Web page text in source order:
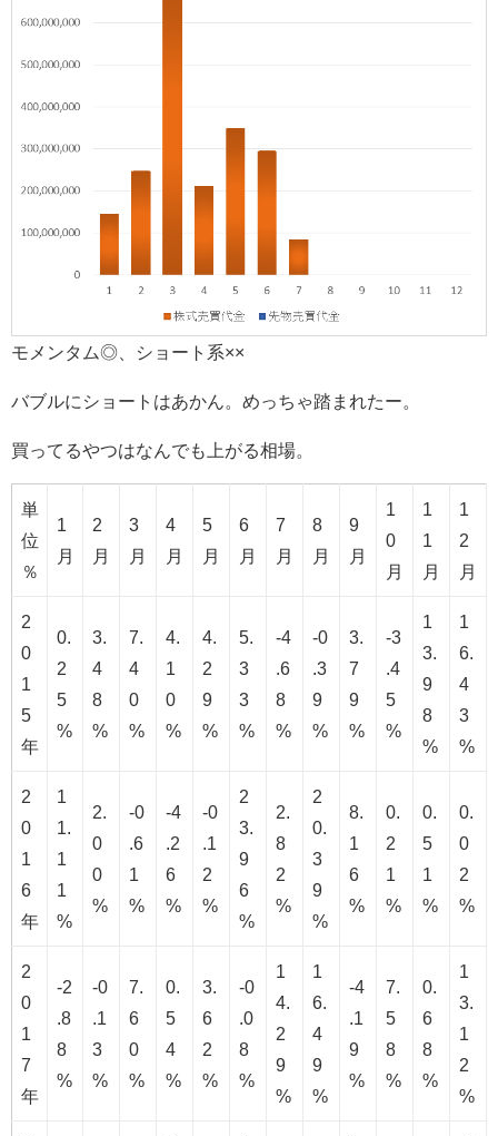
モメンタム◎、ショート系××
バブルにショートはあかん。めっちゃ踏まれたー。
買ってるやつはなんでも上がる相場。
単
位
％
1
月
2
月
3
月
4
月
5
月
6
月
7
月
8
月
9
月
1
0
月
1
1
月
1
2
月
2
0
1
5
年
0.
2
5
%
3.
4
8
%
7.
4
0
%
4.
1
0
%
4.
2
9
%
5.
3
3
%
-4
.6
8
%
-0
.3
9
%
3.
7
9
%
-3
.4
5
%
1
3.
9
8
%
1
6.
4
3
%
2
0
1
6
年
1
1.
1
1
%
2.
0
0
%
-0
.6
1
%
-4
.2
6
%
-0
.1
2
%
2
3.
9
6
%
2.
8
2
%
2
0.
3
9
%
8.
1
6
%
0.
2
1
%
0.
5
1
%
0.
0
2
%
2
0
1
7
年
-2
.8
8
%
-0
.1
3
%
7.
6
0
%
0.
5
4
%
3.
6
2
%
-0
.0
8
%
1
4.
2
9
%
1
6.
4
9
%
-4
.1
9
%
7.
5
8
%
0.
6
8
%
1
3.
1
2
%